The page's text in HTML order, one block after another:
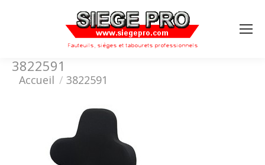
3822591
Vous êtes ici :
Accueil 3822591